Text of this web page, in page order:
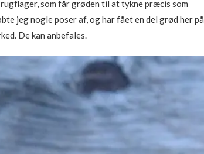
som får grøden til at tykne præcis som
jeg nogle poser af, og har fået en del grød her på
De kan anbefales.